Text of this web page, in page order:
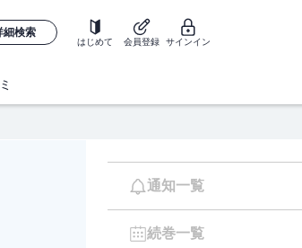
細検索
はじめて 会員登録 サインイン
通知一覧
続巻一覧